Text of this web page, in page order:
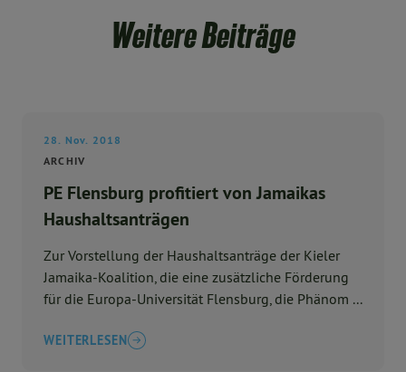
Weitere Beiträge
28. Nov. 2018
ARCHIV
PE Flensburg profitiert von Jamaikas
Haushaltsanträgen
Zur Vorstellung der Haushaltsanträge der Kieler
Jamaika-Koalition, die eine zusätzliche Förderung
für die Europa-Universität Flensburg, die Phänom ...
WEITERLESEN